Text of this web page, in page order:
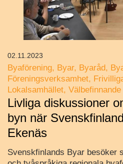
Byaförening Byar Byaråd
Föreningsverksamhet
Lokalsamhället Välbefinnande
Livliga diskussioner
byn när
Ekenäs
Svenskfinlands Byar besöker
02.11.2023